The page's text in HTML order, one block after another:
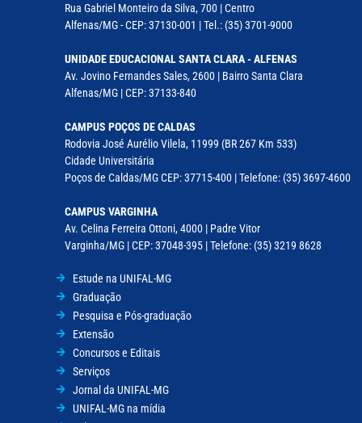
Rua Gabriel Monteiro da Silva, 700 | Centro
Alfenas/MG - CEP: 37130-001 | Tel.: (35) 3701-9000
UNIDADE EDUCACIONAL SANTA CLARA - ALFENAS
Av. Jovino Fernandes Sales, 2600 | Bairro Santa Clara
Alfenas/MG | CEP: 37133-840
CAMPUS POÇOS DE CALDAS
Rodovia José Aurélio Vilela, 11999 (BR 267 Km 533)
Cidade Universitária
Poços de Caldas/MG CEP: 37715-400 | Telefone: (35) 3697-4600
CAMPUS VARGINHA
Av. Celina Ferreira Ottoni, 4000 | Padre Vitor
Varginha/MG | CEP: 37048-395 | Telefone: (35) 3219 8628
Estude na UNIFAL-MG
Graduação
Pesquisa e Pós-graduação
Extensão
Concursos e Editais
Serviços
Jornal da UNIFAL-MG
UNIFAL-MG na mídia